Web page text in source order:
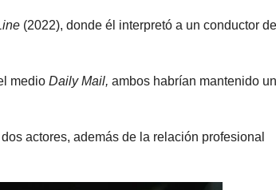
(2022), donde él interpretó a un conductor de
medio Daily Mail, ambos habrían mantenido
actores, además de la relación profesional